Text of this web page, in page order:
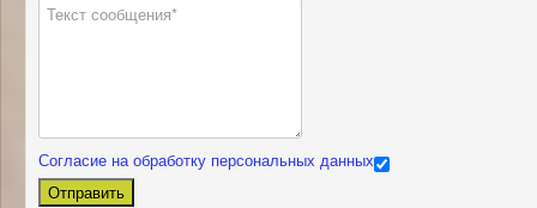
Согласие на обработку персональных данных
Отправить